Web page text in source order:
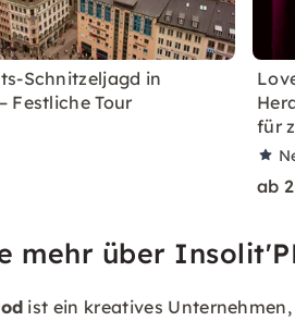
Schnitzeljagd in
Festliche Tour
für
ab
mehr über
ist ein kreatives